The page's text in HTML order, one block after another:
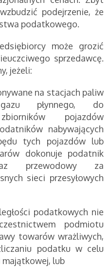
podejrzenie, że
podatkowego.
może grozić
sprzedawcę.
jeżeli:
na stacjach paliw
płynnego, do
pojazdów
nabywających
tych pojazdów lub
dokonuje podatnik
przewodowy za
sieci przesyłowych
podatkowych nie
podmiotu
towarów wrażliwych,
podatku w celu
lub